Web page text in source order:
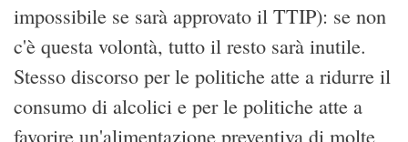
impossibile se sarà approvato il TTIP): se non
c'è questa volontà, tutto il resto sarà inutile.
Stesso discorso per le politiche atte a ridurre il
consumo di alcolici e per le politiche atte a
favorire un'alimentazione preventiva di molte